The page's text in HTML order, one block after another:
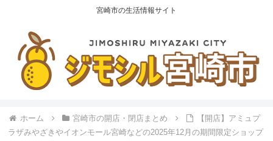
宮崎市の生活情報サイト
ホーム 宮崎市の開店・閉店まとめ
【開店】アミュプ
ラザみやざきやイオンモール宮崎などの2025年12月の期間限定ショップ